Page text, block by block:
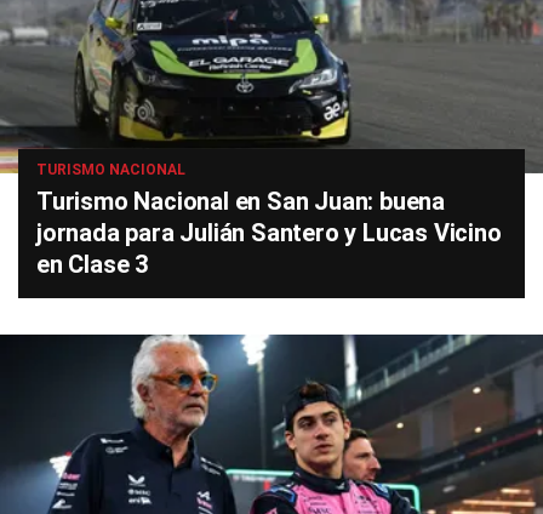
TURISMO NACIONAL
Turismo Nacional en San Juan: buena
jornada para Julián Santero y Lucas Vicino
en Clase 3